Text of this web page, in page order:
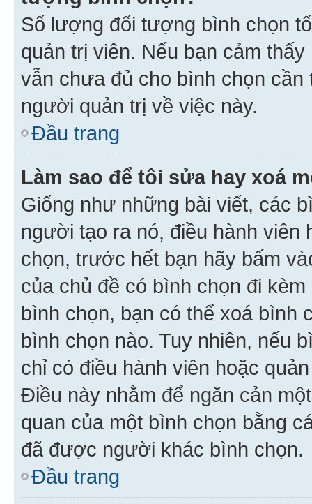
Số lượng đối tượng bình chọn
quản trị viên. Nếu bạn cảm
vẫn chưa đủ cho bình chọn
người quản trị về việc này.
Đầu trang
Làm sao để tôi sửa hay xoá
Giống như những bài viết, các
người tạo ra nó, điều hành
chọn, trước hết bạn hãy bấm
của chủ đề có bình chọn đi
bình chọn, bạn có thể xoá bình
bình chọn nào. Tuy nhiên, nếu
chỉ có điều hành viên hoặc
Điều này nhằm để ngăn cản
quan của một bình chọn bằng
đã được người khác bình chọn.
Đầu trang